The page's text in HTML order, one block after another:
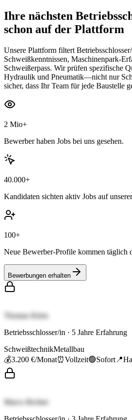
Ihre nächsten
schon auf der Plattform
Unsere Plattform filtert
Schweißkenntnissen, Maschinenpark-
Schweißerpass. Wir prüfen spezifische
Hydraulik und Pneumatik—nicht nur
sicher, dass Ihr Team für jede Baustelle
2 Mio+
Bewerber haben Jobs bei uns gesehen.
40.000+
Kandidaten sichten aktiv Jobs auf
100+
Neue Bewerber-Profile kommen täglich
Bewerbungen erhalten
Thomas Klein
Betriebsschlosser/in · 5 Jahre Erfahrung
SchweißtechnikMetallbau
💰3.200 €/Monat⏰Vollzeit🟢Sofort 📍
Marco Richter